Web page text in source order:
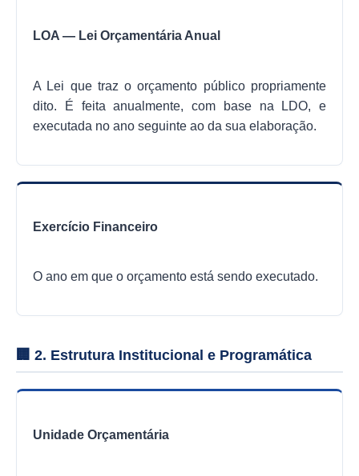
LOA — Lei Orçamentária Anual
A Lei que traz o orçamento público propriamente
dito. É feita anualmente, com base na LDO, e
executada no ano seguinte ao da sua elaboração.
Exercício Financeiro
O ano em que o orçamento está sendo executado.
🏢 2. Estrutura Institucional e Programática
Unidade Orçamentária